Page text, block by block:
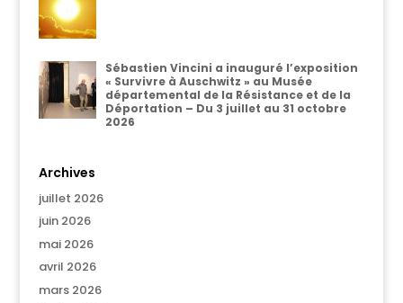
Sébastien Vincini a inauguré l’exposition
« Survivre à Auschwitz » au Musée
départemental de la Résistance et de la
Déportation – Du 3 juillet au 31 octobre
2026
Archives
juillet 2026
juin 2026
mai 2026
avril 2026
mars 2026